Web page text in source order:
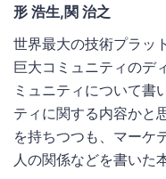
形 浩生,関 治之
世界最大の技術プラッ
巨大コミュニティのデ
ミュニティについて書
ティに関する内容かと
を持ちつつも、マーケ
人の関係などを書いた